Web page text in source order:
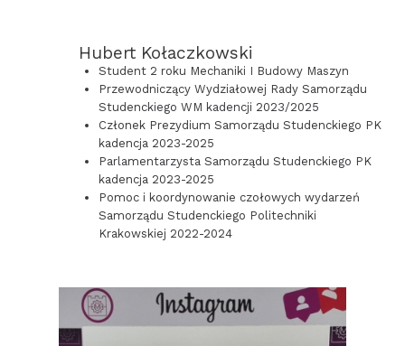
Hubert Kołaczkowski
Student 2 roku Mechaniki I Budowy Maszyn
Przewodniczący Wydziałowej Rady Samorządu
Studenckiego WM kadencji 2023/2025
Członek Prezydium Samorządu Studenckiego PK
kadencja 2023-2025
Parlamentarzysta Samorządu Studenckiego PK
kadencja 2023-2025
Pomoc i koordynowanie czołowych wydarzeń
Samorządu Studenckiego Politechniki
Krakowskiej 2022-2024